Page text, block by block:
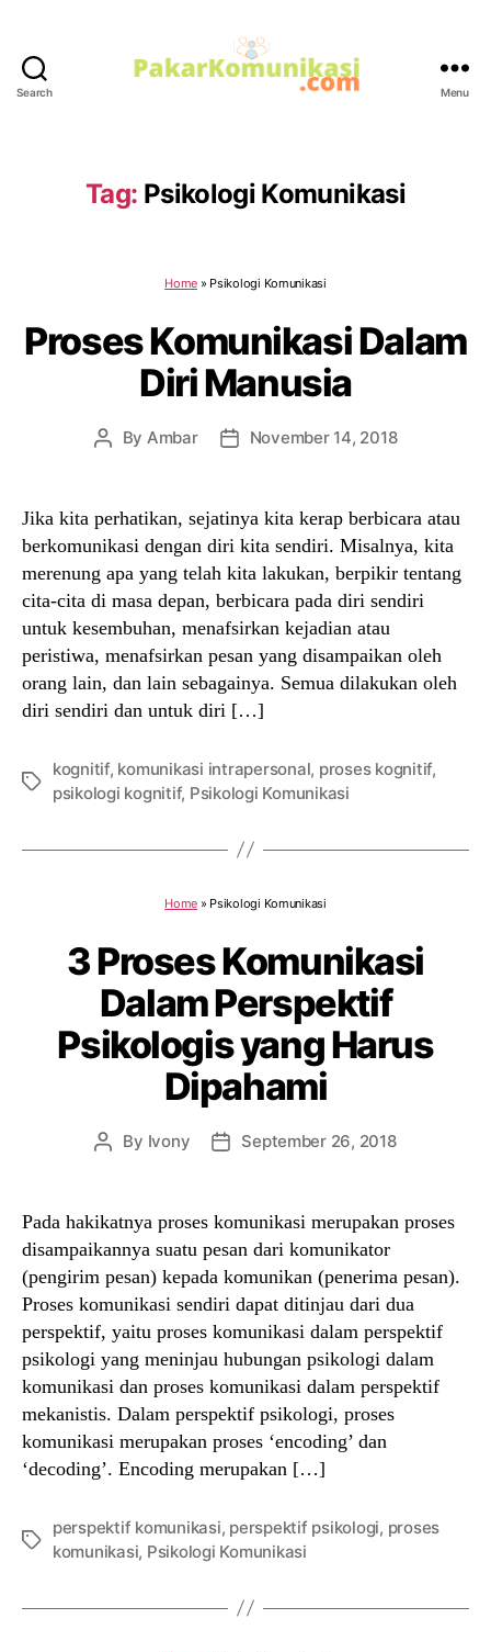
Search Menu
Tag: Psikologi Komunikasi
Home » Psikologi Komunikasi
Proses Komunikasi Dalam
Diri Manusia
Post
By Ambar
PostNovember 14, 2018
Jika kita perhatikan, sejatinya kita kerap berbicara atau
berkomunikasi dengan diri kita sendiri. Misalnya, kita
merenung apa yang telah kita lakukan, berpikir tentang
cita-cita di masa depan, berbicara pada diri sendiri
untuk kesembuhan, menafsirkan kejadian atau
peristiwa, menafsirkan pesan yang disampaikan oleh
orang lain, dan lain sebagainya. Semua dilakukan oleh
diri sendiri dan untuk diri […]
Tags
kognitif, komunikasi intrapersonal, proses kognitif,
psikologi kognitif, Psikologi Komunikasi
Home » Psikologi Komunikasi
3 Proses Komunikasi
Dalam Perspektif
Psikologis yang Harus
Dipahami
Post
By Ivony
PostSeptember 26, 2018
Pada hakikatnya proses komunikasi merupakan proses
disampaikannya suatu pesan dari komunikator
(pengirim pesan) kepada komunikan (penerima pesan).
Proses komunikasi sendiri dapat ditinjau dari dua
perspektif, yaitu proses komunikasi dalam perspektif
psikologi yang meninjau hubungan psikologi dalam
komunikasi dan proses komunikasi dalam perspektif
mekanistis. Dalam perspektif psikologi, proses
komunikasi merupakan proses ‘encoding’ dan
‘decoding’. Encoding merupakan […]
Tags
perspektif komunikasi, perspektif psikologi, proses
komunikasi, Psikologi Komunikasi